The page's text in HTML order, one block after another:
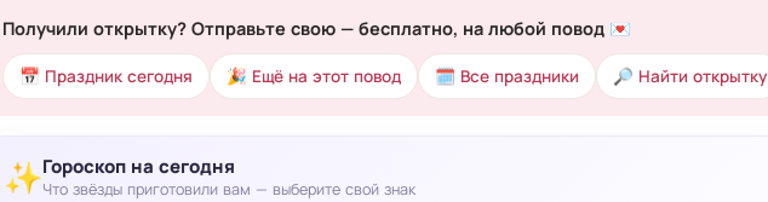
Получили открытку? Отправьте свою — бесплатно, на любой повод 💌
📅 Праздник сегодня 🎉 Ещё на этот повод 🗓 Все праздники 🔎 Найти открытку
✨Гороскоп на сегодня
Что звёзды приготовили вам — выберите свой знак